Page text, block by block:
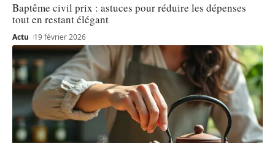
Baptême civil prix : astuces pour réduire les dépenses
tout en restant élégant
Actu 19 février 2026